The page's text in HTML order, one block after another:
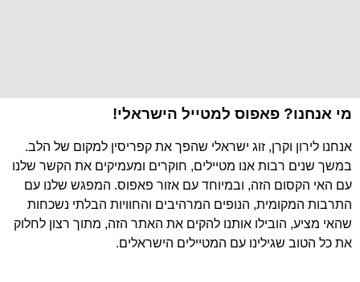
מי אנחנו? פאפוס למטייל הישראלי!
אנחנו לירון וקרן, זוג ישראלי שהפך את קפריסין למקום של הלב.
במשך שנים רבות אנו מטיילים, חוקרים ומעמיקים את הקשר שלנו
עם האי הקסום הזה, ובמיוחד עם אזור פאפוס. המפגש שלנו עם
התרבות המקומית, הנופים המרהיבים והחוויות הבלתי נשכחות
שהאי מציע, הובילו אותנו להקים את האתר הזה, מתוך רצון לחלוק
את כל הטוב שגילינו עם המטיילים הישראלים.